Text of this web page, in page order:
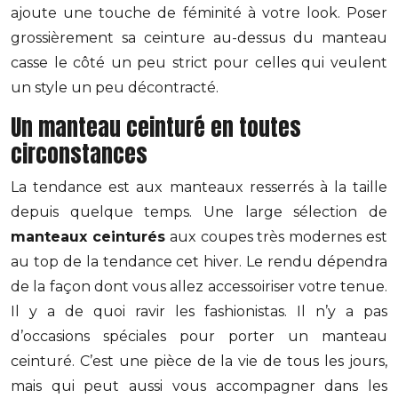
ajoute une touche de féminité à votre look. Poser
grossièrement sa ceinture au-dessus du manteau
casse le côté un peu strict pour celles qui veulent
un style un peu décontracté.
Un manteau ceinturé en toutes
circonstances
La tendance est aux manteaux resserrés à la taille
depuis quelque temps. Une large sélection de
manteaux ceinturésaux coupes très modernes est
au top de la tendance cet hiver. Le rendu dépendra
de la façon dont vous allez accessoiriser votre tenue.
Il y a de quoi ravir les fashionistas. Il n’y a pas
d’occasions spéciales pour porter un manteau
ceinturé. C’est une pièce de la vie de tous les jours,
mais qui peut aussi vous accompagner dans les